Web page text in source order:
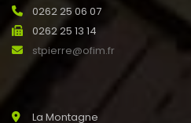
0262 25 06 07
0262 25 13 14
stpierre@ofim.fr
La Montagne